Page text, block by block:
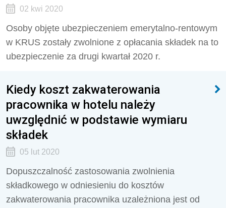
02 kwi 2020
Osoby objęte ubezpieczeniem emerytalno-rentowym
w KRUS zostały zwolnione z opłacania składek na to
ubezpieczenie za drugi kwartał 2020 r.
Kiedy koszt zakwaterowania
pracownika w hotelu należy
uwzględnić w podstawie wymiaru
składek
05 lut 2020
Dopuszczalność zastosowania zwolnienia
składkowego w odniesieniu do kosztów
zakwaterowania pracownika uzależniona jest od